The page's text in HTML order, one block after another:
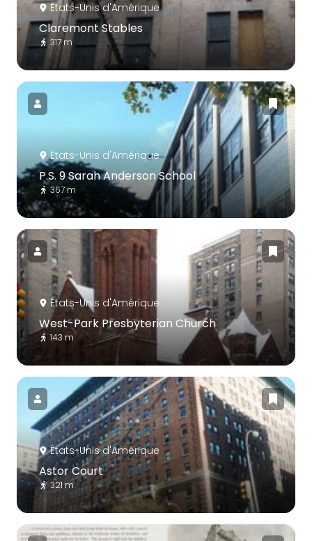
États-Unis d'Amérique
Claremont Stables
317 m
États-Unis d'Amérique
P.S. 9 Sarah Anderson School
367 m
États-Unis d'Amérique
West-Park Presbyterian Church
143 m
États-Unis d'Amérique
Astor Court
321 m